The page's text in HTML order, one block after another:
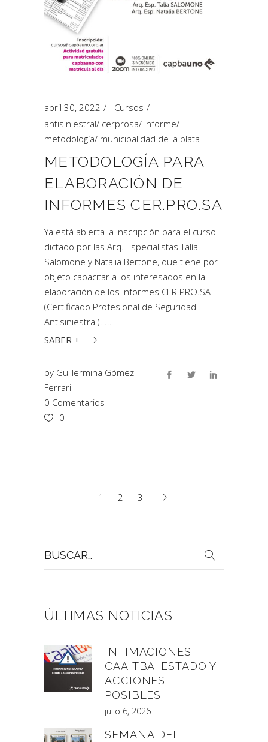
abril 30, 2022
Cursos
antisiniestral/ cerprosa/ informe/
metodología/ municipalidad de la plata
METODOLOGÍA PARA
ELABORACIÓN DE
INFORMES CER.PRO.SA
Ya está abierta la inscripción para el curso
dictado por las Arq. Especialistas Talía
Salomone y Natalia Bertone, que tiene por
objeto capacitar a los interesados en la
elaboración de los informes CER.PRO.SA
(Certificado Profesional de Seguridad
Antisiniestral).
SABER +
by Guillermina Gómez
Ferrari
0 Comentarios
0
1 2 3
por:
ÚLTIMAS NOTICIAS
INTIMACIONES
CAAITBA: ESTADO Y
ACCIONES
POSIBLES
julio 6, 2026
SEMANA DEL